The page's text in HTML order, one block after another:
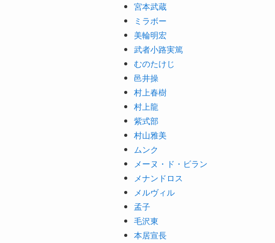
宮本武蔵
ミラボー
美輪明宏
武者小路実篤
むのたけじ
邑井操
村上春樹
村上龍
紫式部
村山雅美
ムンク
メーヌ・ド・ビラン
メナンドロス
メルヴィル
孟子
毛沢東
本居宣長